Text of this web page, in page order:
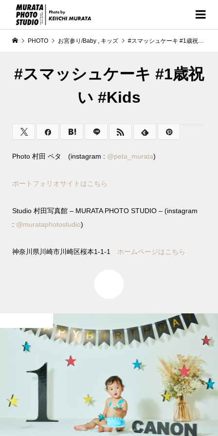
PHOTO お宮参り/Baby , キッズ #スマッシュケーキ #1歳祝い #Kids
#スマッシュケーキ #1歳祝
い #Kids
Photo 村田 ペタ (instagram : @peta_murata)
ポートフォリオサイトはこちら
Studio 村田写真館 – MURATA PHOTO STUDIO – (instagram
: @murataphotostudio)
神奈川県川崎市川崎区桜本1-1-1 ホームページはこちら